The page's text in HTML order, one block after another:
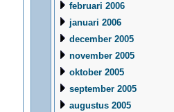
februari 2006
januari 2006
december 2005
november 2005
oktober 2005
september 2005
augustus 2005